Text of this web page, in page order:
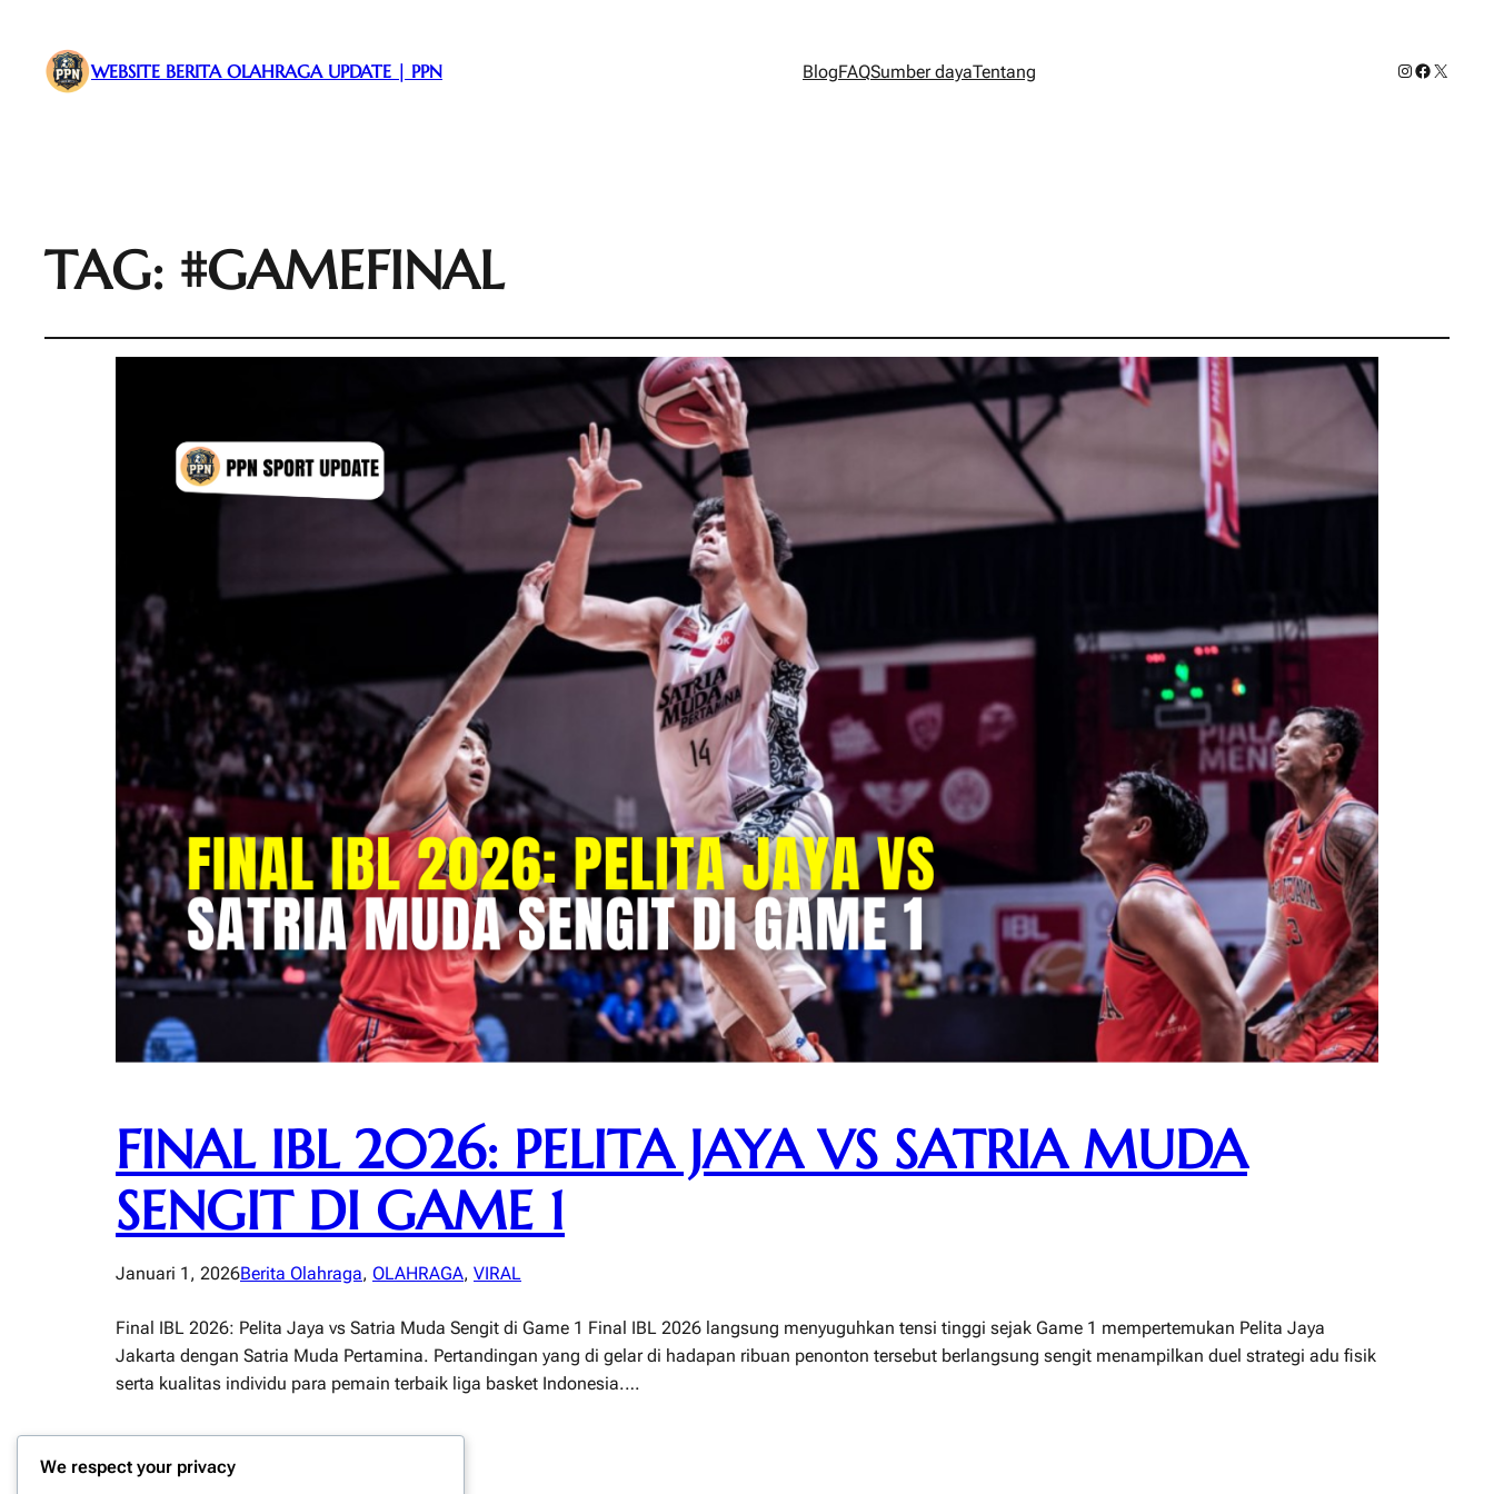
WEBSITE BERITA OLAHRAGA UPDATE | PPN BlogFAQSumber dayaTentang Instagram
Facebook
X
TAG: #GAMEFINAL
FINAL IBL 2026: PELITA JAYA VS SATRIA MUDA
SENGIT DI GAME 1
Januari 1, 2026Berita Olahraga, OLAHRAGA, VIRAL
Final IBL 2026: Pelita Jaya vs Satria Muda Sengit di Game 1 Final IBL 2026 langsung menyuguhkan tensi tinggi sejak Game 1 mempertemukan Pelita Jaya
Jakarta dengan Satria Muda Pertamina. Pertandingan yang di gelar di hadapan ribuan penonton tersebut berlangsung sengit menampilkan duel strategi adu fisik
serta kualitas individu para pemain terbaik liga basket Indonesia.…
We respect your privacy